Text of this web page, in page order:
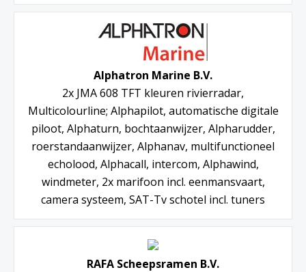
Alphatron Marine B.V.
2x JMA 608 TFT kleuren rivierradar,
Multicolourline; Alphapilot, automatische digitale
piloot, Alphaturn, bochtaanwijzer, Alpharudder,
roerstandaanwijzer, Alphanav, multifunctioneel
echolood, Alphacall, intercom, Alphawind,
windmeter, 2x marifoon incl. eenmansvaart,
camera systeem, SAT-Tv schotel incl. tuners
RAFA Scheepsramen B.V.